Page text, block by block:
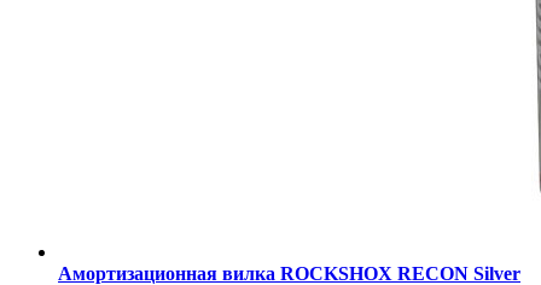
Амортизационная вилка ROCKSHOX RECON Silver